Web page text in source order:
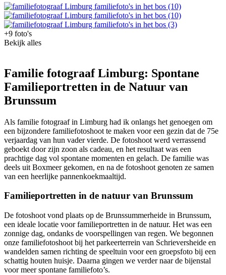
+9 foto's
Bekijk alles
Familie fotograaf Limburg: Spontane
Familieportretten in de Natuur van
Brunssum
Als familie fotograaf in Limburg had ik onlangs het genoegen om
een bijzondere familiefotoshoot te maken voor een gezin dat de 75e
verjaardag van hun vader vierde. De fotoshoot werd verrassend
geboekt door zijn zoon als cadeau, en het resultaat was een
prachtige dag vol spontane momenten en gelach. De familie was
deels uit Boxmeer gekomen, en na de fotoshoot genoten ze samen
van een heerlijke pannenkoekmaaltijd.
Familieportretten in de natuur van Brunssum
De fotoshoot vond plaats op de Brunssummerheide in Brunssum,
een ideale locatie voor familieportretten in de natuur. Het was een
zonnige dag, ondanks de voorspellingen van regen. We begonnen
onze familiefotoshoot bij het parkeerterrein van Schrieversheide en
wandelden samen richting de speeltuin voor een groepsfoto bij een
schattig houten huisje. Daarna gingen we verder naar de bijenstal
voor meer spontane familiefoto’s.